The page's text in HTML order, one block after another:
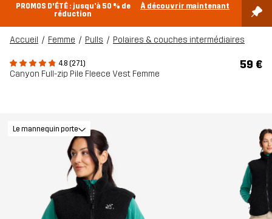
PROMOS D'ÉTÉ : jusqu’à 50 % de
réduction
À découvrir maintenant
Accueil Femme Pulls Polaires & couches intermédiaires
4.8 (271)
Canyon Full-zip Pile Fleece Vest Femme
59 €
Le mannequin porte